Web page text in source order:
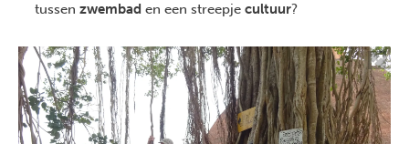
tussen zwembad en een streepje cultuur?